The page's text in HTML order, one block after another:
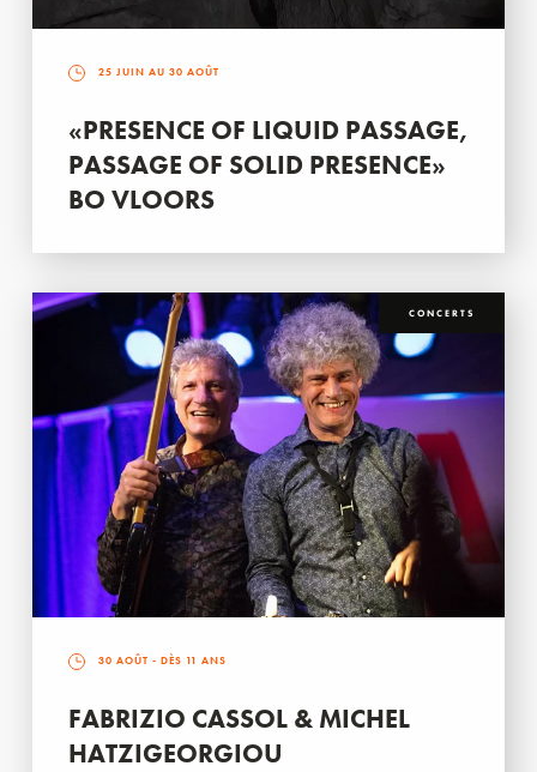
25 JUIN AU 30 AOÛT
«PRESENCE OF LIQUID PASSAGE,
PASSAGE OF SOLID PRESENCE»
BO VLOORS
CONCERTS
30 AOÛT - DÈS 11 ANS
FABRIZIO CASSOL & MICHEL
HATZIGEORGIOU